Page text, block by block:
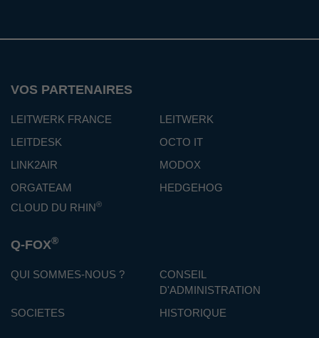
VOS PARTENAIRES
LEITWERK FRANCE
LEITWERK
LEITDESK
OCTO IT
LINK2AIR
MODOX
ORGATEAM
HEDGEHOG
CLOUD DU RHIN®
Q-FOX®
QUI SOMMES-NOUS ?
CONSEIL
D'ADMINISTRATION
SOCIETES
HISTORIQUE